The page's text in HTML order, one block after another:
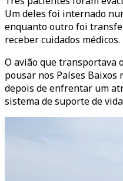
Um deles foi internado
enquanto outro foi
receber cuidados médicos.
O avião que transportava
pousar nos Países
depois de enfrentar um
sistema de suporte de